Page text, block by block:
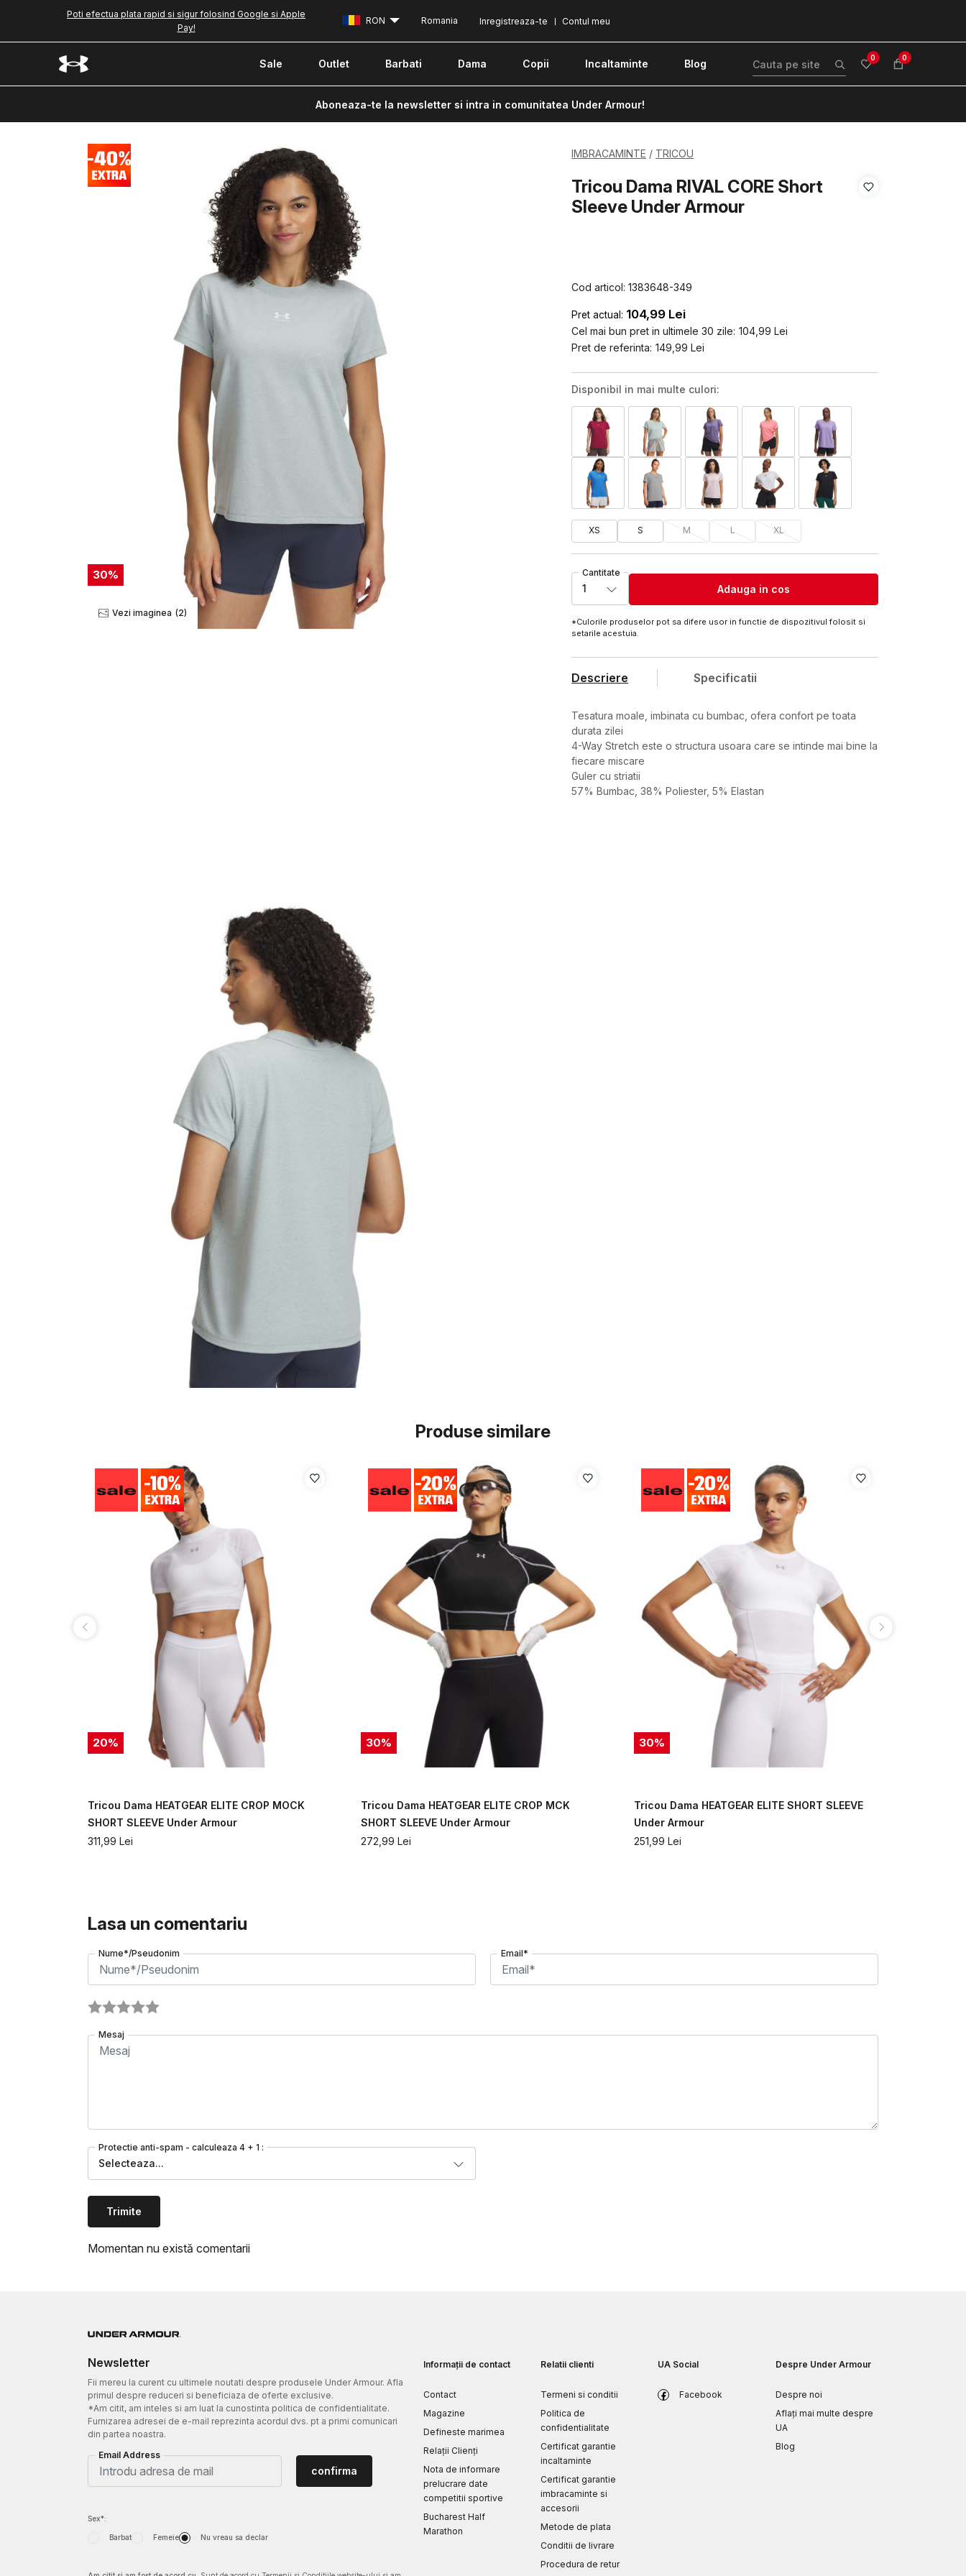
Poti efectua plata rapid si sigur folosind Google si Apple
Pay!
Contul meu
Inregistreaza-te
RON Romania
Sale Outlet Barbati Dama Copii Incaltaminte Blog 0 0
Aboneaza-te la newsletter si intra in comunitatea Under Armour!
30%
Vezi imaginea (2)
IMBRACAMINTE TRICOU
Tricou Dama RIVAL CORE Short
Sleeve Under Armour
Cod articol:1383648-349
Pret actual: 104,99 Lei
Cel mai bun pret in ultimele 30 zile: 104,99 Lei
Pret de referinta: 149,99 Lei
Disponibil in mai multe culori:
XS S M L XL
Cantitate
1 Adauga in cos
*Culorile produselor pot sa difere usor in functie de dispozitivul folosit si
setarile acestuia.
Descriere Specificatii
Tesatura moale, imbinata cu bumbac, ofera confort pe toata
durata zilei
4-Way Stretch este o structura usoara care se intinde mai bine la
fiecare miscare
Guler cu striatii
57% Bumbac, 38% Poliester, 5% Elastan
Produse similare
20%
Tricou Dama HEATGEAR ELITE CROP MOCK
SHORT SLEEVE Under Armour
311,99 Lei
30%
Tricou Dama HEATGEAR ELITE CROP MCK
SHORT SLEEVE Under Armour
272,99 Lei
30%
Tricou Dama HEATGEAR ELITE SHORT SLEEVE
Under Armour
251,99 Lei
Lasa un comentariu
Nume*/Pseudonim Email*
Mesaj
Protectie anti-spam - calculeaza 4 + 1 :
Selecteaza...
Trimite
Momentan nu există comentarii
Newsletter
Fii mereu la curent cu ultimele noutati despre produsele Under Armour. Afla
primul despre reduceri si beneficiaza de oferte exclusive.
*Am citit, am inteles si am luat la cunostinta politica de confidentialitate.
Furnizarea adresei de e-mail reprezinta acordul dvs. pt a primi comunicari
din partea noastra.
Email Address
Sex*:
Barbat Femeie Nu vreau sa declar
confirma
Informații de contact
Contact
Magazine
Defineste marimea
Relații Clienți
Nota de informare
prelucrare date
competitii sportive
Bucharest Half
Marathon
Relatii clienti
Termeni si conditii
Politica de
confidentialitate
Certificat garantie
incaltaminte
Certificat garantie
imbracaminte si
accesorii
Metode de plata
Conditii de livrare
Procedura de retur
UA Social
Facebook
Despre Under Armour
Despre noi
Aflați mai multe despre
UA
Blog